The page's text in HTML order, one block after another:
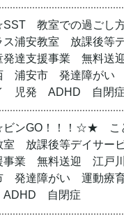
教室での過ご
ス浦安教室 放課後等
発達支援事業 無料
浦安市 発達障がい
児発 ADHD 自閉症
ンGO！！！☆★ こ
室 放課後等デイサー
事業 無料送迎 江戸
発達障がい 運動療
自閉症